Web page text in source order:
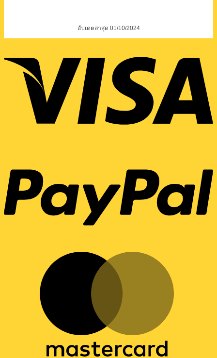
อัปเดตล่าสุด 01/10/2024